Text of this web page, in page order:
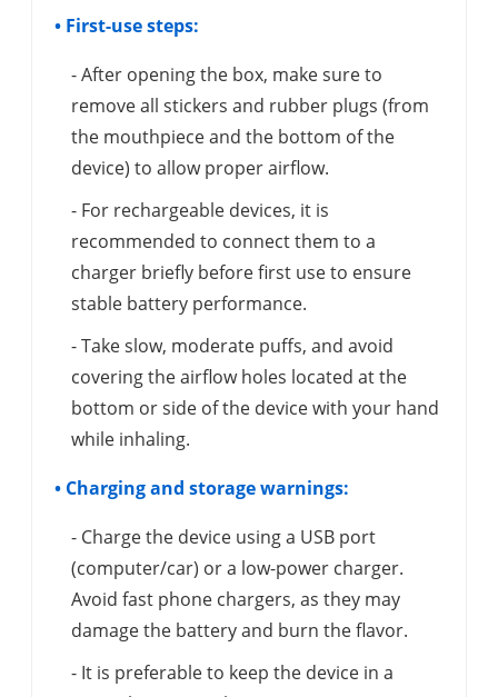
• First-use steps:
- After opening the box, make sure to
remove all stickers and rubber plugs (from
the mouthpiece and the bottom of the
device) to allow proper airflow.
- For rechargeable devices, it is
recommended to connect them to a
charger briefly before first use to ensure
stable battery performance.
- Take slow, moderate puffs, and avoid
covering the airflow holes located at the
bottom or side of the device with your hand
while inhaling.
• Charging and storage warnings:
- Charge the device using a USB port
(computer/car) or a low-power charger.
Avoid fast phone chargers, as they may
damage the battery and burn the flavor.
- It is preferable to keep the device in a